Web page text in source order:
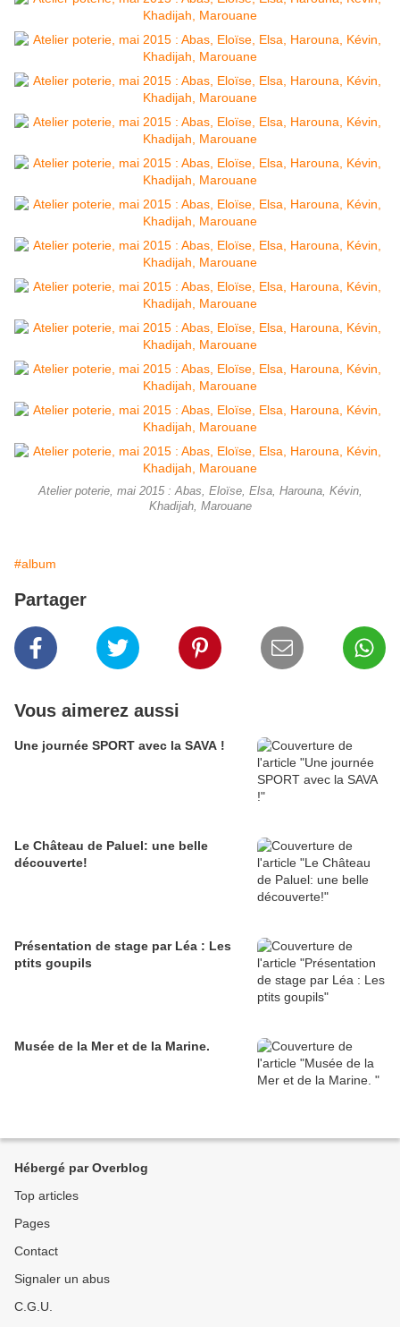
Atelier poterie, mai 2015 : Abas, Eloïse, Elsa, Harouna, Kévin,
Khadijah, Marouane
#album
Partager
Vous aimerez aussi
Une journée SPORT avec la SAVA !
Le Château de Paluel: une belle
découverte!
Présentation de stage par Léa : Les
ptits goupils
Musée de la Mer et de la Marine.
Hébergé par Overblog
Top articles
Pages
Contact
Signaler un abus
C.G.U.